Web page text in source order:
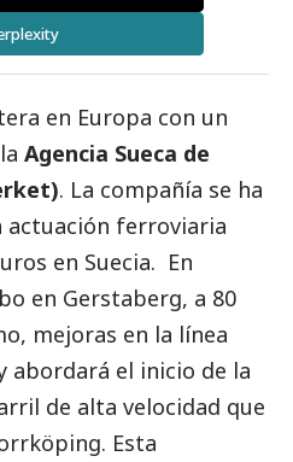
en Europa con un
Agencia Sueca de
. La compañía se ha
actuación ferroviaria
en Suecia. En
en Gerstaberg, a 80
mejoras en la línea
abordará el inicio de la
de alta velocidad que
Esta